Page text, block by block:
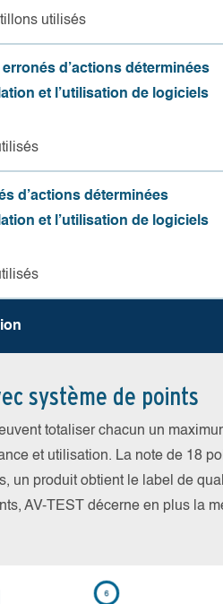
utilisés
d’actions déterminées
et l’utilisation de logiciels
d’actions déterminées
et l’utilisation de logiciels
système de points
totaliser chacun un
et utilisation. La note de 18
un produit obtient le label de
AV-TEST décerne en plus la